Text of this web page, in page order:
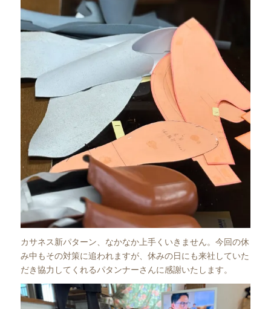
カサネス新パターン、なかなか上手くいきません。今回の休
み中もその対策に追われますが、休みの日にも来社していた
だき協力してくれるパタンナーさんに感謝いたします。